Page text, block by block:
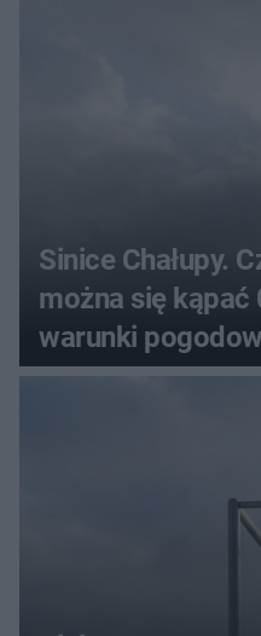
Sinice Chałupy.
można się kąpać
warunki